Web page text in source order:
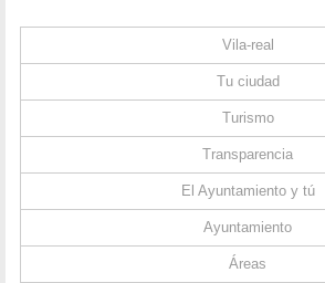
Vila-real
Tu ciudad
Turismo
Transparencia
El Ayuntamiento y tú
Ayuntamiento
Áreas